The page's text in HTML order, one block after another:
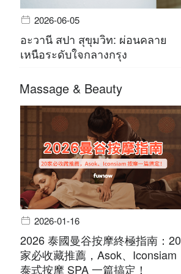
2026-06-05
อะวานี สปา สุขุมวิท: ผ่อนคลาย
เหนือระดับใจกลางกรุง
Massage & Beauty
2026-01-16
2026 泰國曼谷按摩終極指南：20
家必收藏推薦，Asok、Iconsiam
泰式按摩 SPA 一篇搞定！